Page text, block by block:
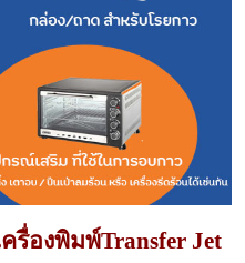
องพิมพ์Transfer Jet